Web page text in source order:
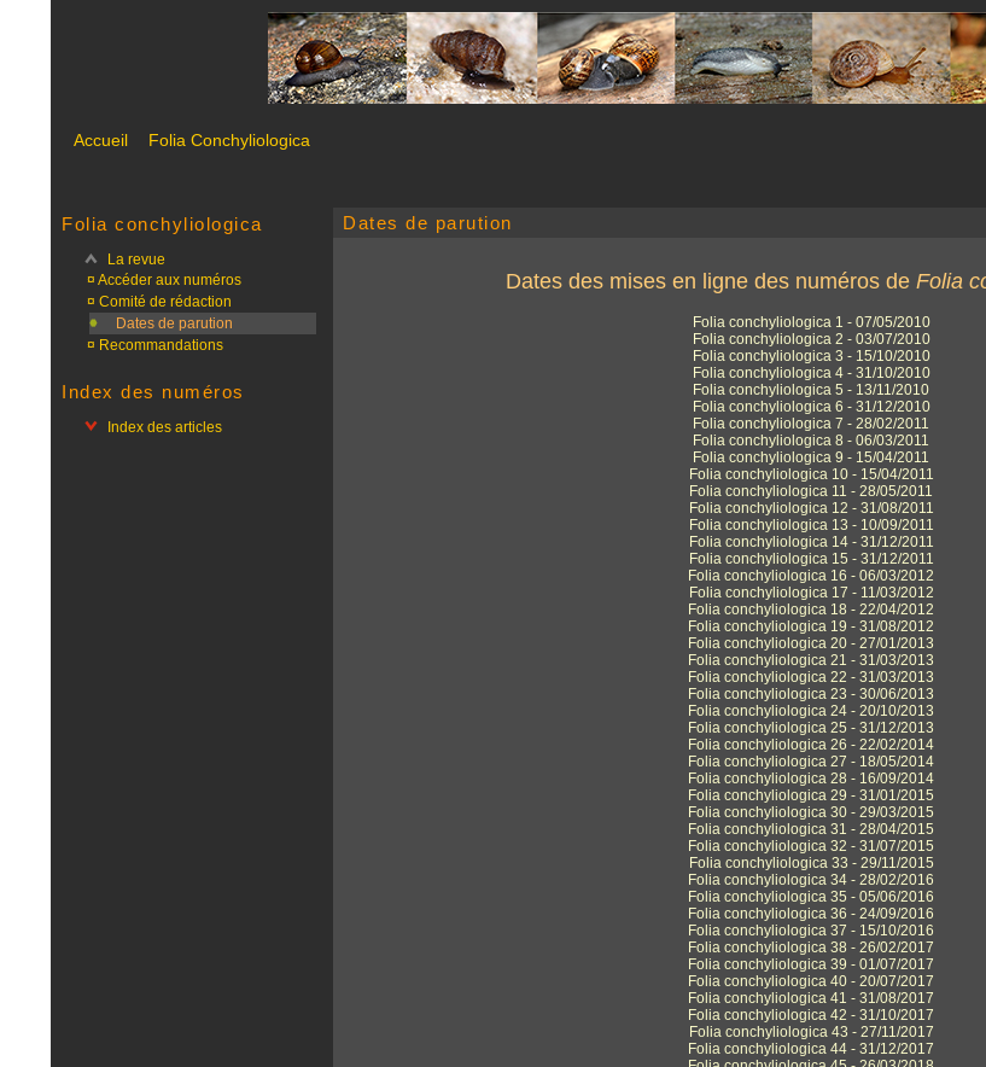
Accueil Folia Conchyliologica
Folia conchyliologica
La revue
¤ Accéder aux numéros
¤ Comité de rédaction
Dates de parution
¤ Recommandations
Index des numéros
Index des articles
Dates de parution
Dates des mises en ligne des numéros de Folia
Folia conchyliologica 1 - 07/05/2010
Folia conchyliologica 2 - 03/07/2010
Folia conchyliologica 3 - 15/10/2010
Folia conchyliologica 4 - 31/10/2010
Folia conchyliologica 5 - 13/11/2010
Folia conchyliologica 6 - 31/12/2010
Folia conchyliologica 7 - 28/02/2011
Folia conchyliologica 8 - 06/03/2011
Folia conchyliologica 9 - 15/04/2011
Folia conchyliologica 10 - 15/04/2011
Folia conchyliologica 11 - 28/05/2011
Folia conchyliologica 12 - 31/08/2011
Folia conchyliologica 13 - 10/09/2011
Folia conchyliologica 14 - 31/12/2011
Folia conchyliologica 15 - 31/12/2011
Folia conchyliologica 16 - 06/03/2012
Folia conchyliologica 17 - 11/03/2012
Folia conchyliologica 18 - 22/04/2012
Folia conchyliologica 19 - 31/08/2012
Folia conchyliologica 20 - 27/01/2013
Folia conchyliologica 21 - 31/03/2013
Folia conchyliologica 22 - 31/03/2013
Folia conchyliologica 23 - 30/06/2013
Folia conchyliologica 24 - 20/10/2013
Folia conchyliologica 25 - 31/12/2013
Folia conchyliologica 26 - 22/02/2014
Folia conchyliologica 27 - 18/05/2014
Folia conchyliologica 28 - 16/09/2014
Folia conchyliologica 29 - 31/01/2015
Folia conchyliologica 30 - 29/03/2015
Folia conchyliologica 31 - 28/04/2015
Folia conchyliologica 32 - 31/07/2015
Folia conchyliologica 33 - 29/11/2015
Folia conchyliologica 34 - 28/02/2016
Folia conchyliologica 35 - 05/06/2016
Folia conchyliologica 36 - 24/09/2016
Folia conchyliologica 37 - 15/10/2016
Folia conchyliologica 38 - 26/02/2017
Folia conchyliologica 39 - 01/07/2017
Folia conchyliologica 40 - 20/07/2017
Folia conchyliologica 41 - 31/08/2017
Folia conchyliologica 42 - 31/10/2017
Folia conchyliologica 43 - 27/11/2017
Folia conchyliologica 44 - 31/12/2017